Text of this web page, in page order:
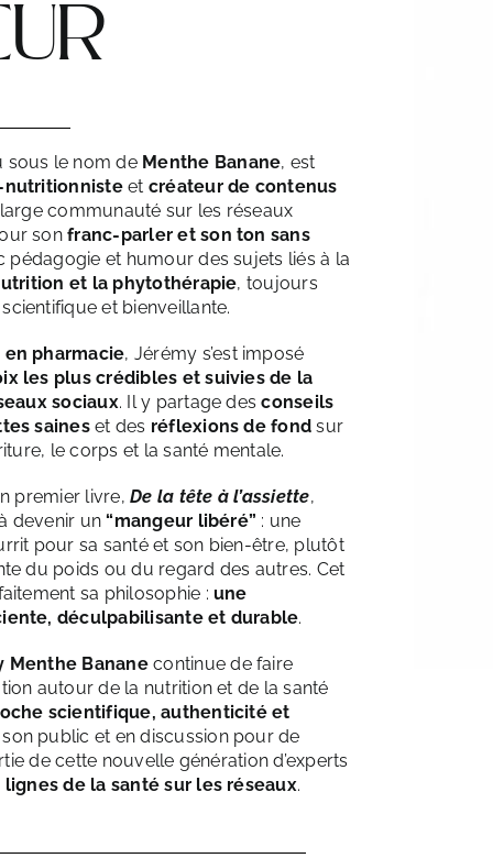
sous le nom de Menthe Banane, est
et créateur de contenus
communauté sur les réseaux
sonfranc-parler et son ton sans
pédagogie et humour des sujets liés à la
et la phytothérapie, toujours
et bienveillante.
pharmacie, Jérémy s’est imposé
les plus crédibles et suivies de la
sociaux. Il y partage desconseils
saineset des réflexions de fond sur
le corps et la santé mentale.
premier livre,De la tête à l’assiette,
devenir un“mangeur libéré” : une
pour sa santé et son bien-être, plutôt
du poids ou du regard des autres. Cet
sa philosophie : une
déculpabilisante et durable.
Menthe Bananecontinue de faire
autour de la nutrition et de la santé
scientifique, authenticité et
public et en discussion pour de
de cette nouvelle génération d’experts
de la santé sur les réseaux.